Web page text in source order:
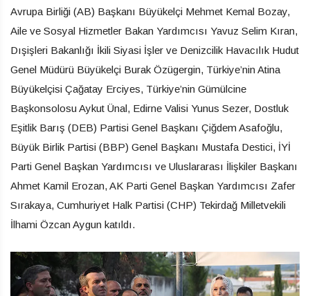
Avrupa Birliği (AB) Başkanı Büyükelçi Mehmet Kemal Bozay,
Aile ve Sosyal Hizmetler Bakan Yardımcısı Yavuz Selim Kıran,
Dışişleri Bakanlığı İkili Siyasi İşler ve Denizcilik Havacılık Hudut
Genel Müdürü Büyükelçi Burak Özügergin, Türkiye’nin Atina
Büyükelçisi Çağatay Erciyes, Türkiye’nin Gümülcine
Başkonsolosu Aykut Ünal, Edirne Valisi Yunus Sezer, Dostluk
Eşitlik Barış (DEB) Partisi Genel Başkanı Çiğdem Asafoğlu,
Büyük Birlik Partisi (BBP) Genel Başkanı Mustafa Destici, İYİ
Parti Genel Başkan Yardımcısı ve Uluslararası İlişkiler Başkanı
Ahmet Kamil Erozan, AK Parti Genel Başkan Yardımcısı Zafer
Sırakaya, Cumhuriyet Halk Partisi (CHP) Tekirdağ Milletvekili
İlhami Özcan Aygun katıldı.